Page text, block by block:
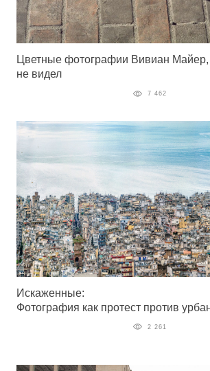
Цветные фотографии Вивиан Майер,
не видел
7 462
Искаженные:
Фотография как протест против
2 261